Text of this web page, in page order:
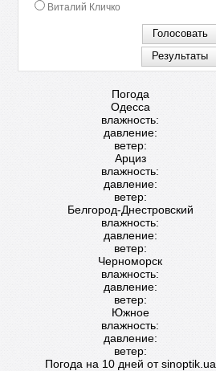
Виталий Кличко
Погода
Одесса
влажность:
давление:
ветер:
Арциз
влажность:
давление:
ветер:
Белгород-Днестровский
влажность:
давление:
ветер:
Черноморск
влажность:
давление:
ветер:
Южное
влажность:
давление:
ветер:
Погода на 10 дней отsinoptik.ua